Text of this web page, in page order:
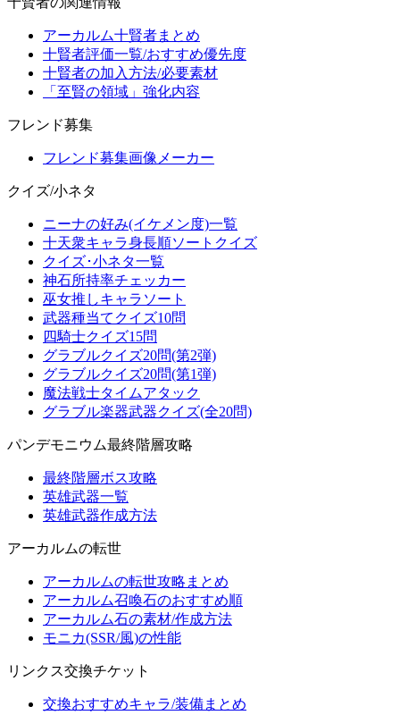
アーカルム十賢者まとめ
十賢者評価一覧/おすすめ優先度
十賢者の加入方法/必要素材
「至賢の領域」強化内容
フレンド募集
フレンド募集画像メーカー
クイズ/小ネタ
ニーナの好み(イケメン度)一覧
十天衆キャラ身長順ソートクイズ
クイズ･小ネタ一覧
神石所持率チェッカー
巫女推しキャラソート
武器種当てクイズ10問
四騎士クイズ15問
グラブルクイズ20問(第2弾)
グラブルクイズ20問(第1弾)
魔法戦士タイムアタック
グラブル楽器武器クイズ(全20問)
パンデモニウム最終階層攻略
最終階層ボス攻略
英雄武器一覧
英雄武器作成方法
アーカルムの転世
アーカルムの転世攻略まとめ
アーカルム召喚石のおすすめ順
アーカルム石の素材/作成方法
モニカ(SSR/風)の性能
リンクス交換チケット
交換おすすめキャラ/装備まとめ